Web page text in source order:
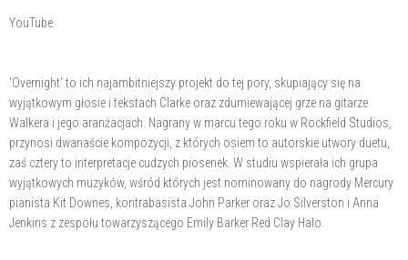
YouTube
‘Overnight’ to ich najambitniejszy projekt do tej pory, skupiający się na
wyjątkowym głosie i tekstach Clarke oraz zdumiewającej grze na gitarze
Walkera i jego aranżacjach. Nagrany w marcu tego roku w Rockfield Studios,
przynosi dwanaście kompozycji, z których osiem to autorskie utwory duetu,
zaś cztery to interpretacje cudzych piosenek. W studiu wspierała ich grupa
wyjątkowych muzyków, wśród których jest nominowany do nagrody Mercury
pianista Kit Downes, kontrabasista John Parker oraz Jo Silverston i Anna
Jenkins z zespołu towarzyszącego Emily Barker Red Clay Halo.